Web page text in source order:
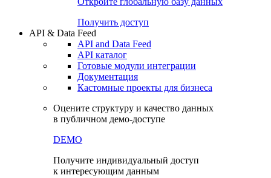
Получить доступ
API & Data Feed
API and Data Feed
API каталог
Готовые модули интеграции
Документация
Кастомные проекты для бизнеса
Оцените структуру и качество данных
в публичном демо-доступе
DEMO
Получите индивидуальный доступ
к интересующим данным